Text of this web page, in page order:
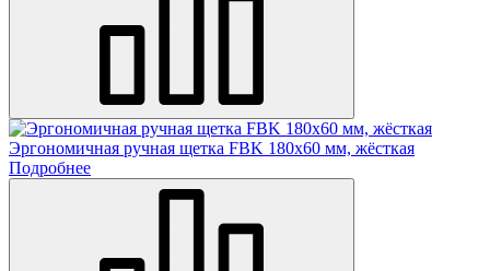
Эргономичная ручная щетка FBK 180х60 мм, жёсткая
Подробнее